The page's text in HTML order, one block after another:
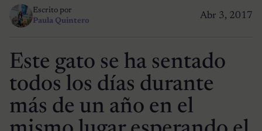
Abr 3, 2017
Escrito por
Paula Quintero
Este gato se ha sentado
todos los días durante
más de un año en el